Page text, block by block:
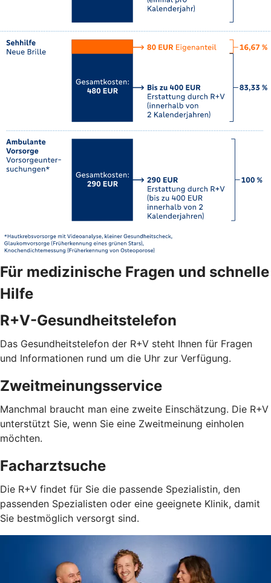
Für medizinische Fragen und schnelle
Hilfe
R+V-Gesundheitstelefon
Das Gesundheitstelefon der R+V steht Ihnen für Fragen
und Informationen rund um die Uhr zur Verfügung.
Zweitmeinungsservice
Manchmal braucht man eine zweite Einschätzung. Die R+V
unterstützt Sie, wenn Sie eine Zweitmeinung einholen
möchten.
Facharztsuche
Die R+V findet für Sie die passende Spezialistin, den
passenden Spezialisten oder eine geeignete Klinik, damit
Sie bestmöglich versorgt sind.